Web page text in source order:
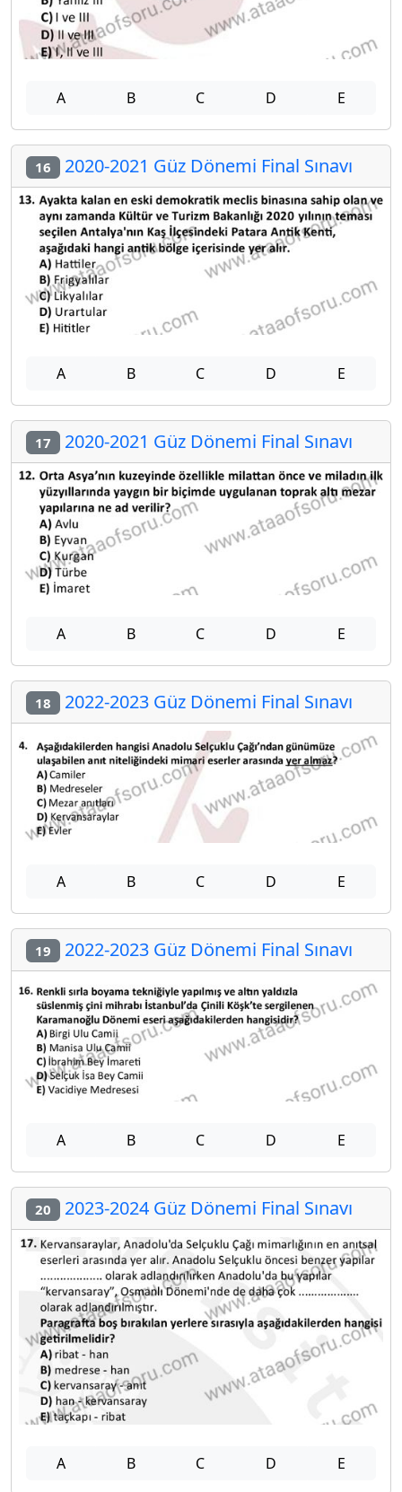
A B C D E
16 2020-2021 Güz Dönemi Final Sınavı
A B C D E
17 2020-2021 Güz Dönemi Final Sınavı
A B C D E
18 2022-2023 Güz Dönemi Final Sınavı
A B C D E
19 2022-2023 Güz Dönemi Final Sınavı
A B C D E
20 2023-2024 Güz Dönemi Final Sınavı
A B C D E